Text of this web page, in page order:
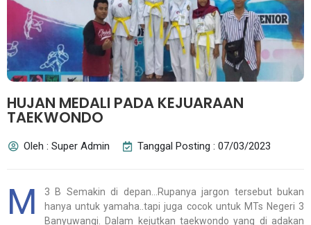
HUJAN MEDALI PADA KEJUARAAN
TAEKWONDO
Oleh : Super Admin Tanggal Posting : 07/03/2023
M
3 B Semakin di depan…Rupanya jargon tersebut bukan
hanya untuk yamaha..tapi juga cocok untuk MTs Negeri 3
Banyuwangi. Dalam kejutkan taekwondo yang di adakan